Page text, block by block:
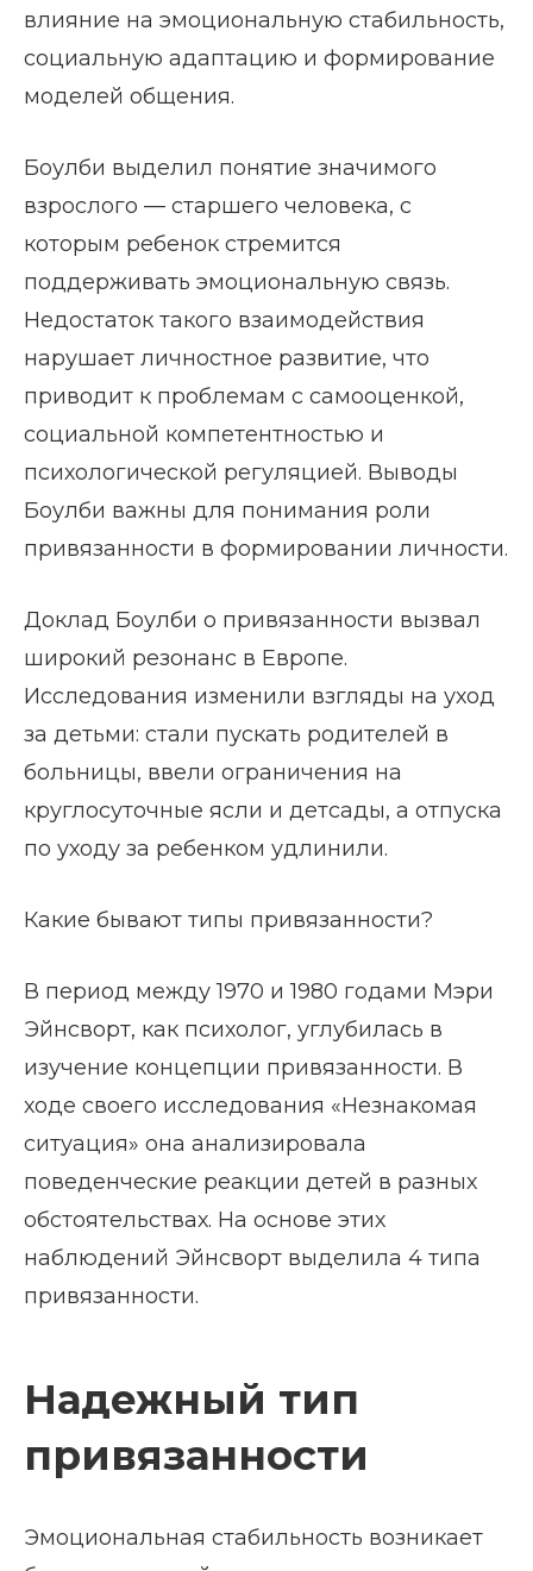
влияние на эмоциональную стабильность,
социальную адаптацию и формирование
моделей общения.
Боулби выделил понятие значимого
взрослого — старшего человека, с
которым ребенок стремится
поддерживать эмоциональную связь.
Недостаток такого взаимодействия
нарушает личностное развитие, что
приводит к проблемам с самооценкой,
социальной компетентностью и
психологической регуляцией. Выводы
Боулби важны для понимания роли
привязанности в формировании личности.
Доклад Боулби о привязанности вызвал
широкий резонанс в Европе.
Исследования изменили взгляды на уход
за детьми: стали пускать родителей в
больницы, ввели ограничения на
круглосуточные ясли и детсады, а отпуска
по уходу за ребенком удлинили.
Какие бывают типы привязанности?
В период между 1970 и 1980 годами Мэри
Эйнсворт, как психолог, углубилась в
изучение концепции привязанности. В
ходе своего исследования «Незнакомая
ситуация» она анализировала
поведенческие реакции детей в разных
обстоятельствах. На основе этих
наблюдений Эйнсворт выделила 4 типа
привязанности.
Надежный тип
привязанности
Эмоциональная стабильность возникает